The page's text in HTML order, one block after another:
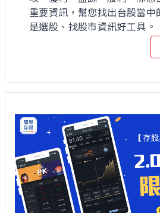
重要資訊，幫您找出台股當中
是選股、找股市資訊好工具。